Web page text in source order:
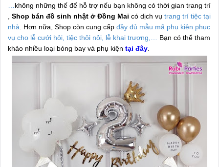
không những thế để hỗ trợ nếu bạn không có thời gian trang trí
Shop bán đồ sinh nhật ở Đồng Mai có dịch vụ trang trí tiệc tại
nhà . Hơn nữa, Shop còn cung cấp đầy đủ mẫu mã phụ kiện phục
vụ cho lễ cưới hỏi, tiệc thôi nôi, lễ khai trương,…
Bạn có thể tham
khảo nhiều loại bóng bay và phụ kiện tại đây